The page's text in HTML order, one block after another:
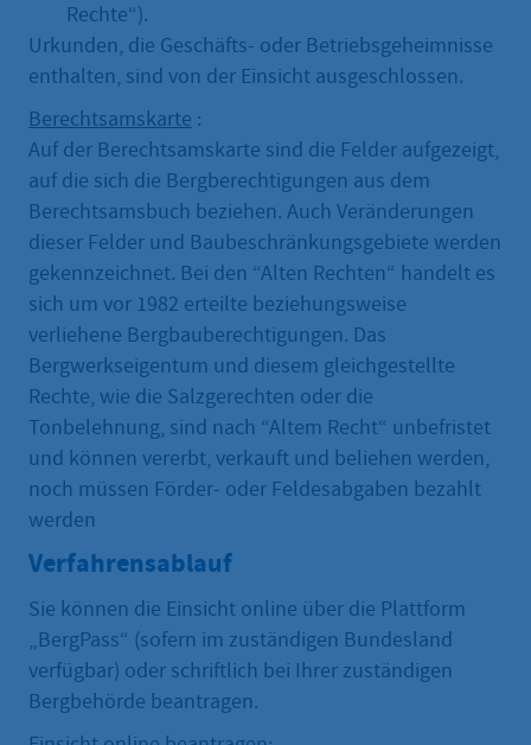
Rechte“).
Urkunden, die Geschäfts- oder Betriebsgeheimnisse
enthalten, sind von der Einsicht ausgeschlossen.
Berechtsamskarte :
Auf der Berechtsamskarte sind die Felder aufgezeigt,
auf die sich die Bergberechtigungen aus dem
Berechtsamsbuch beziehen. Auch Veränderungen
dieser Felder und Baubeschränkungsgebiete werden
gekennzeichnet. Bei den “Alten Rechten“ handelt es
sich um vor 1982 erteilte beziehungsweise
verliehene Bergbauberechtigungen. Das
Bergwerkseigentum und diesem gleichgestellte
Rechte, wie die Salzgerechten oder die
Tonbelehnung, sind nach “Altem Recht“ unbefristet
und können vererbt, verkauft und beliehen werden,
noch müssen Förder- oder Feldesabgaben bezahlt
werden
Verfahrensablauf
Sie können die Einsicht online über die Plattform
„BergPass“ (sofern im zuständigen Bundesland
verfügbar) oder schriftlich bei Ihrer zuständigen
Bergbehörde beantragen.